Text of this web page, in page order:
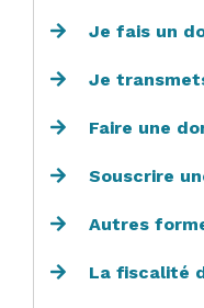
Je fais un
Je
Faire une
Souscrire
Autres
La fiscalité